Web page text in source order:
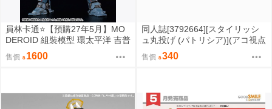
員林卡通⭐️【預購27年5月】MO
DEROID 組裝模型 環太平洋 吉普
賽危機 0906
售價 1600
同人誌[3792664][スタイリッシ
ュ丸投げ (パトリシア)](アコ視点
で)委員長が寝取られる本 (蔚藍
檔案)
售價 340